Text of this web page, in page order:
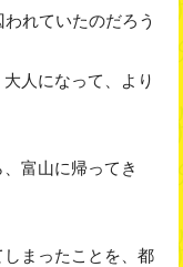
れていたのだろう
人になって、より
富山に帰ってき
まったことを、都